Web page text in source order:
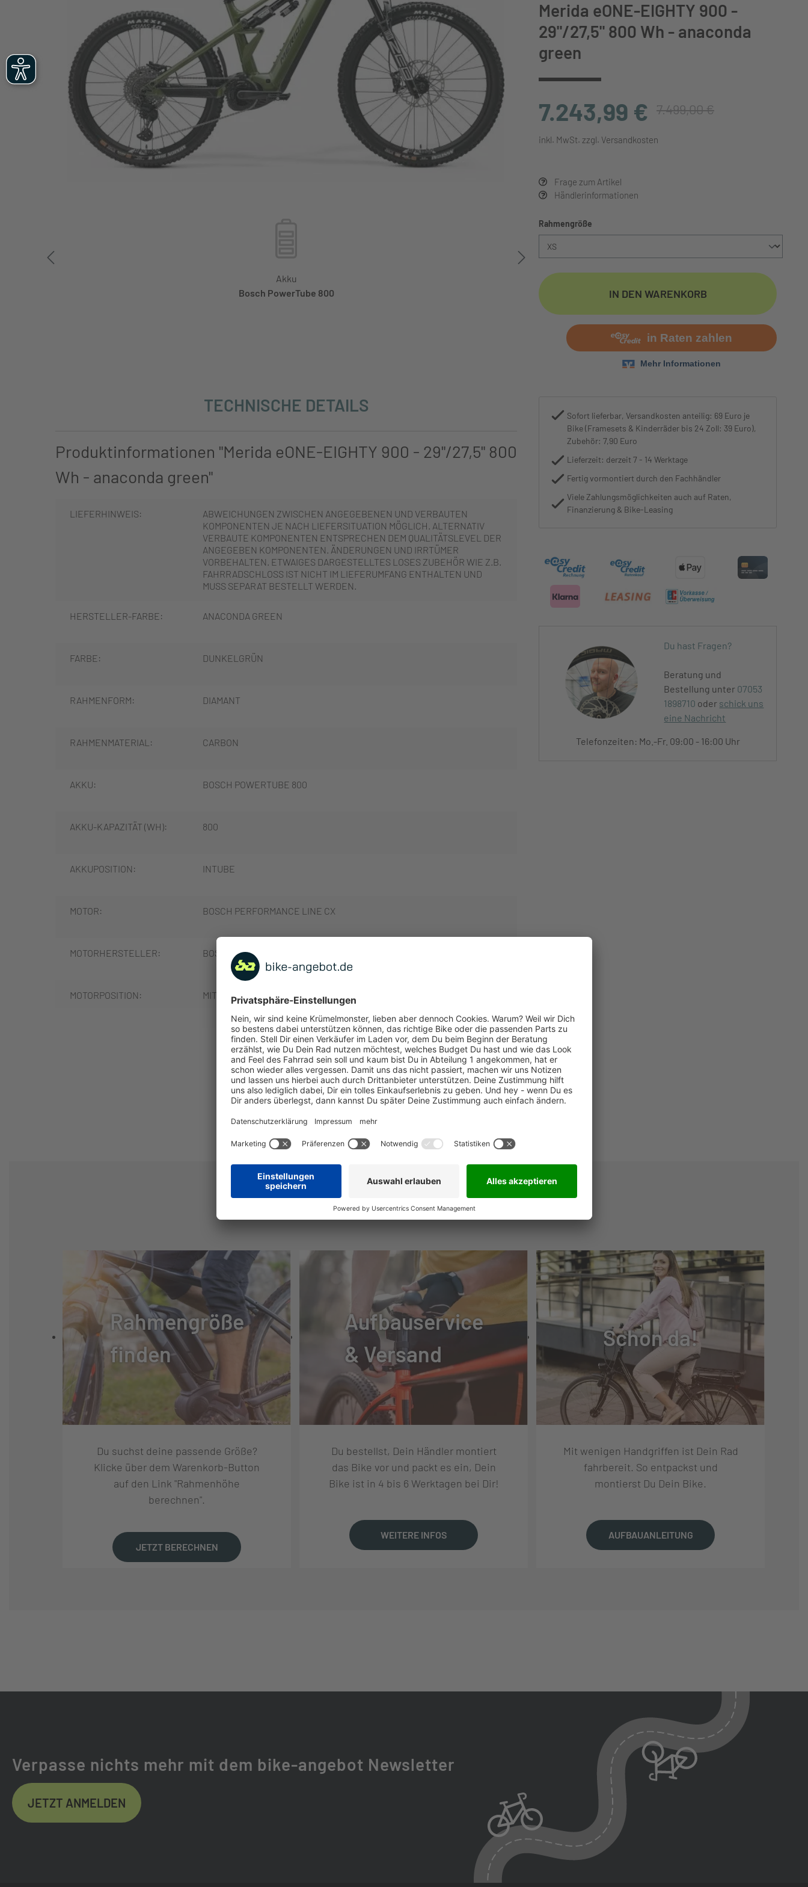
Akku
Bosch PowerTube 800
Motor
Bosch Performance
Merida eONE-EIGHTY 900 -
29"/27,5" 800 Wh - anaconda
green
7.243,99 € 7.499,00 €
inkl. MwSt. zzgl. Versandkosten
Frage zum Artikel
Händlerinformationen
Rahmengröße
IN DEN WARENKORB
Sofort lieferbar, Versandkosten anteilig: 69 Euro je
Bike (Framesets & Kinderräder bis 24 Zoll: 39 Euro),
Zubehör: 7,90 Euro
Lieferzeit: derzeit 7 - 14 Werktage
Fertig vormontiert durch den Fachhändler
Viele Zahlungsmöglichkeiten auch auf Raten,
Finanzierung & Bike-Leasing
Du hast Fragen?
Beratung und
Bestellung unter 07053
1898710 oder schick uns
eine Nachricht
Telefonzeiten: Mo.-Fr. 09:00 - 16:00 Uhr
TECHNISCHE DETAILS
Produktinformationen "Merida eONE-EIGHTY 900 - 29"/27,5" 800
Wh - anaconda green"
LIEFERHINWEIS:
ABWEICHUNGEN ZWISCHEN ANGEGEBENEN UND VERBAUTEN
KOMPONENTEN JE NACH LIEFERSITUATION MÖGLICH. ALTERNATIV
VERBAUTE KOMPONENTEN ENTSPRECHEN DEM QUALITÄTSLEVEL DER
ANGEGEBEN KOMPONENTEN. ÄNDERUNGEN UND IRRTÜMER
VORBEHALTEN. ETWAIGES DARGESTELLTES LOSES ZUBEHÖR WIE Z.B.
FAHRRADSCHLOSS IST NICHT IM LIEFERUMFANG ENTHALTEN UND
MUSS SEPARAT BESTELLT WERDEN.
HERSTELLER-FARBE: ANACONDA GREEN
FARBE: DUNKELGRÜN
RAHMENFORM: DIAMANT
RAHMENMATERIAL: CARBON
AKKU: BOSCH POWERTUBE 800
AKKU-KAPAZITÄT (WH): 800
AKKUPOSITION: INTUBE
MOTOR: BOSCH PERFORMANCE LINE CX
MOTORHERSTELLER: BOSCH
MOTORPOSITION: MITTELMOTOR
BOSCH PURION
SCHEIBENBREMSE
SHIMANO XT
RÜCKTRITT/FREILAUF: FREILAUF
SCHALTUNGSTYP: KETTENSCHALTUNG
SCHALTUNGSHERSTELLE
SHIMANO
SCHALTUNG: SHIMANO XT LG
SCHALTHEBEL: SHIMANO XT
11
KURBELSATZ: FSA CK-220 WIDE E-BIKE FORGED CRANKSET
MEHR ANZEIGEN
NÜTZLICHE INFOS
Rahmengröße
finden
Du suchst deine passende Größe?
Klicke über dem Warenkorb-Button
auf den Link "Rahmenhöhe
berechnen".
JETZT BERECHNEN
Aufbauservice
& Versand
Du bestellst, Dein Händler montiert
das Bike vor und packt es ein, Dein
Bike ist in 4 bis 6 Werktagen bei Dir!
WEITERE INFOS
Schon da!
Mit wenigen Handgriffen ist Dein Rad
fahrbereit. So entpackst und
montierst Du Dein Bike.
AUFBAUANLEITUNG
Verpasse nichts mehr mit dem bike-angebot Newsletter
JETZT ANMELDEN